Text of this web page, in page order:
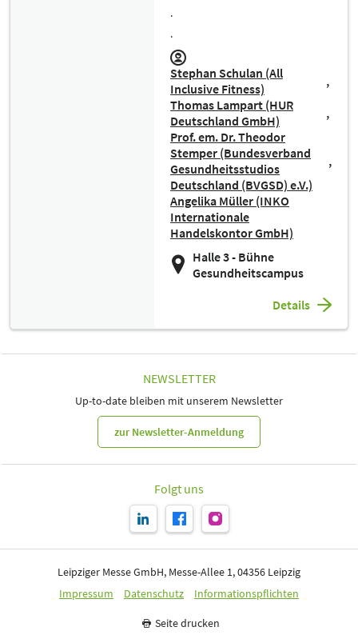
.
.
Stephan Schulan (All
Inclusive Fitness)
Thomas Lampart (HUR
Deutschland GmbH)
Prof. em. Dr. Theodor
Stemper (Bundesverband
Gesundheitsstudios
Deutschland (BVGSD) e.V.)
Angelika Müller (INKO
Internationale
Handelskontor GmbH)
Halle 3 - Bühne
Gesundheitscampus
Details
NEWSLETTER
Up-to-date bleiben mit unserem Newsletter
zur Newsletter-Anmeldung
Folgt uns
Leipziger Messe GmbH, Messe-Allee 1, 04356 Leipzig
Impressum
Datenschutz Informationspflichten
Seite drucken